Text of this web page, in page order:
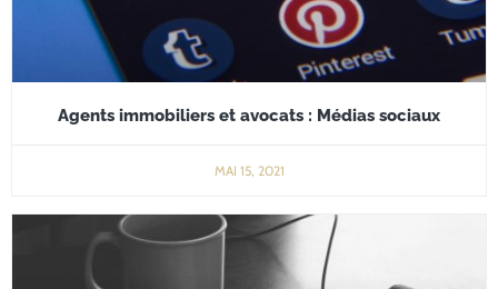
Agents immobiliers et avocats : Médias sociaux
MAI 15, 2021